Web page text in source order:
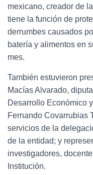
mexicano, creador de
tiene la función de
derrumbes causados
batería y alimentos en
mes.
También estuvieron
Macías Alvarado,
Desarrollo Económico
Fernando Covarrubias
servicios de la
de la entidad; y
investigadores,
Institución.